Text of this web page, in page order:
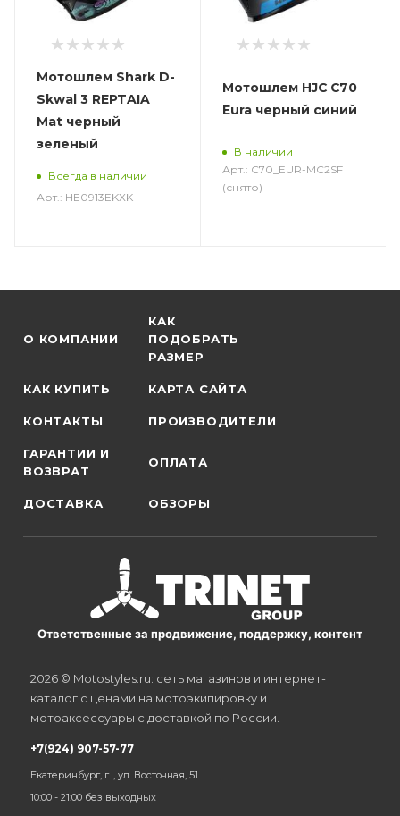
Мотошлем Shark D-
Skwal 3 REPTAIA
Mat черный
зеленый
Всегда в наличии
Арт.: HE0913EKXK
Мотошлем HJC C70
Eura черный синий
В наличии
Арт.: C70_EUR-MC2SF
(снято)
О КОМПАНИИ
КАК
ПОДОБРАТЬ
РАЗМЕР
КАК КУПИТЬ КАРТА САЙТА
КОНТАКТЫ ПРОИЗВОДИТЕЛИ
ГАРАНТИИ И
ВОЗВРАТ
ОПЛАТА
ДОСТАВКА ОБЗОРЫ
Ответственные за продвижение, поддержку, контент
2026 © Motostyles.ru: сеть магазинов и интернет-
каталог с ценами на мотоэкипировку и
мотоаксессуары с доставкой по России.
+7(924) 907-57-77
Екатеринбург, г. , ул. Восточная, 51
10:00 - 21:00 без выходных